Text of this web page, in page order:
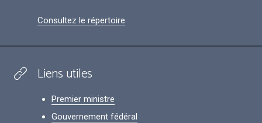
Consultez le répertoire
Liens utiles
Premier ministre
Gouvernement fédéral